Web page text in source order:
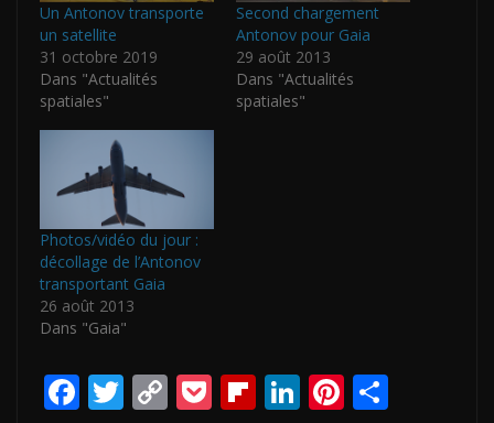
Un Antonov transporte
un satellite
31 octobre 2019
Dans "Actualités
spatiales"
Second chargement
Antonov pour Gaia
29 août 2013
Dans "Actualités
spatiales"
Photos/vidéo du jour :
décollage de l’Antonov
transportant Gaia
26 août 2013
Dans "Gaia"
F T C P Fli Li Pi